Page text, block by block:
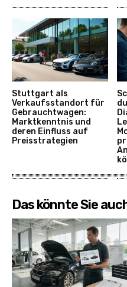
Stuttgart als
Verkaufsstandort für
Gebrauchtwagen:
Marktkenntnis und
deren Einfluss auf
Preisstrategien
Das könnte Sie